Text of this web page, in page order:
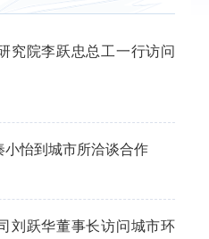
究院李跃忠总工一行访问
小怡到城市所洽谈合作
刘跃华董事长访问城市环